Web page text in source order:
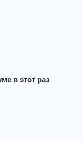
в этот раз